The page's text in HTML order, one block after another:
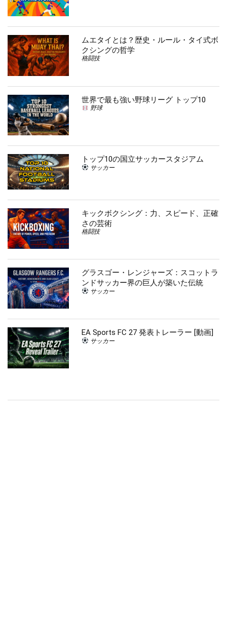
ムエタイとは？歴史・ルール・タイ式ボ
クシングの哲学
格闘技
世界で最も強い野球リーグ トップ10
野球
トップ10の国立サッカースタジアム
サッカー
キックボクシング：力、スピード、正確
さの芸術
格闘技
グラスゴー・レンジャーズ：スコットラ
ンドサッカー界の巨人が築いた伝統
サッカー
EA Sports FC 27 発表トレーラー [動画]
サッカー